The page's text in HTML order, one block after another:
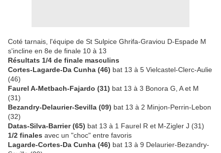
Coté tarnais, l'équipe de St Sulpice Ghrifa-Graviou D-Espade M
s'incline en 8e de finale 10 à 13
Résultats 1/4 de finale masculins
Cortes-Lagarde-Da Cunha (46) bat 13 à 5 Vielcastel-Clerc-Aulie
(46)
Faurel A-Metbach-Fajardo (31) bat 13 à 3 Bonora G, A et M
(31)
Bezandry-Delaurier-Sevilla (09) bat 13 à 2 Minjon-Perrin-Lebon
(32)
Datas-Silva-Barrier (65) bat 13 à 1 Faurel R et M-Zigler J (31)
1/2 finales avec un "choc" entre favoris
Lagarde-Cortes-Da Cunha (46) bat 13 à 9 Delaurier-Bezandry-